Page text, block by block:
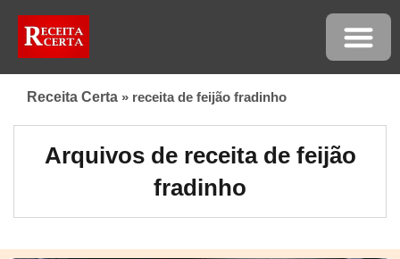
Receita Certa » receita de feijão fradinho
Arquivos de receita de feijão
fradinho